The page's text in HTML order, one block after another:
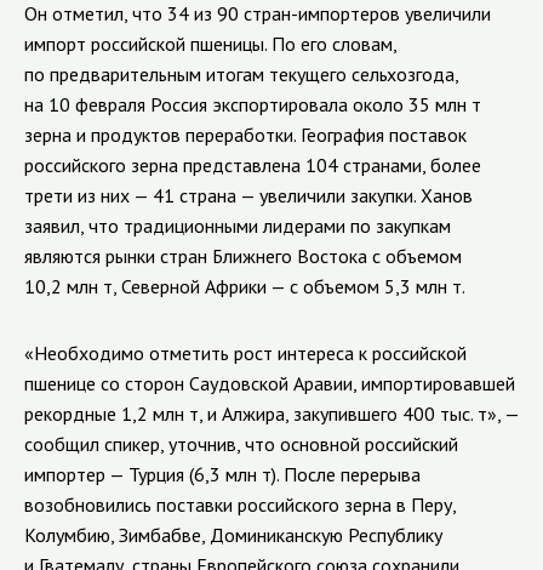
Он отметил, что 34 из 90 стран-импортеров увеличили
импорт российской пшеницы. По его словам,
по предварительным итогам текущего сельхозгода,
на 10 февраля Россия экспортировала около 35 млн т
зерна и продуктов переработки. География поставок
российского зерна представлена 104 странами, более
трети из них — 41 страна — увеличили закупки. Ханов
заявил, что традиционными лидерами по закупкам
являются рынки стран Ближнего Востока с объемом
10,2 млн т, Северной Африки — с объемом 5,3 млн т.
«Необходимо отметить рост интереса к российской
пшенице со сторон Саудовской Аравии, импортировавшей
рекордные 1,2 млн т, и Алжира, закупившего 400 тыс. т», —
сообщил спикер, уточнив, что основной российский
импортер — Турция (6,3 млн т). После перерыва
возобновились поставки российского зерна в Перу,
Колумбию, Зимбабве, Доминиканскую Республику
и Гватемалу, страны Европейского союза сохранили